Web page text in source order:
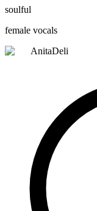
soulful
female vocals
AnitaDeli